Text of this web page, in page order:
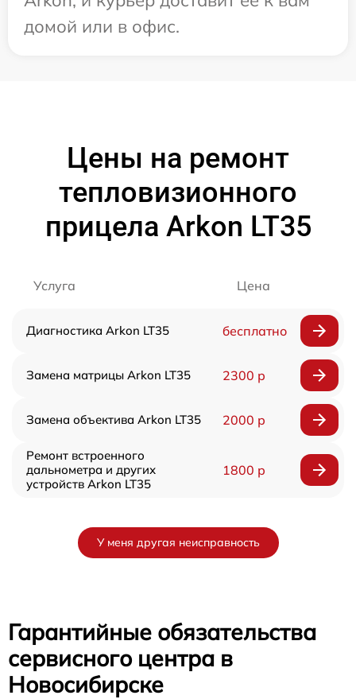
домой или в офис.
Цены на ремонт
тепловизионного
прицела Arkon LT35
Услуга Цена
Диагностика Arkon LT35 бесплатно
Замена матрицы Arkon LT35 2300 р
Замена объектива Arkon LT35 2000 р
Ремонт встроенного
дальнометра и других
устройств Arkon LT35
1800 р
У меня другая неисправность
Гарантийные обязательства
сервисного центра в
Новосибирске